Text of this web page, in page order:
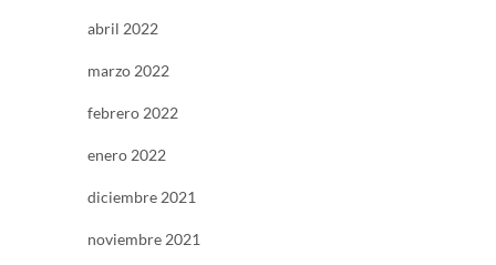
abril 2022
marzo 2022
febrero 2022
enero 2022
diciembre 2021
noviembre 2021